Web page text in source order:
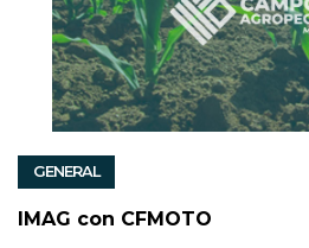
GENERAL
IMAG con CFMOTO